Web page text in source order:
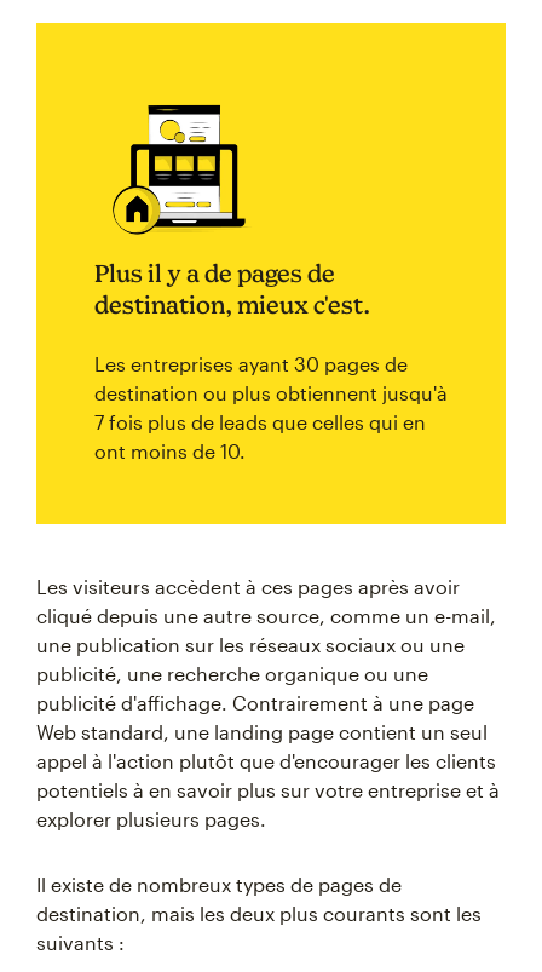
Plus il y a de pages de
destination, mieux c'est.
Les entreprises ayant 30 pages de
destination ou plus obtiennent jusqu'à
7 fois plus de leads que celles qui en
ont moins de 10.
Les visiteurs accèdent à ces pages après avoir
cliqué depuis une autre source, comme un e-mail,
une publication sur les réseaux sociaux ou une
publicité, une recherche organique ou une
publicité d'affichage. Contrairement à une page
Web standard, une landing page contient un seul
appel à l'action plutôt que d'encourager les clients
potentiels à en savoir plus sur votre entreprise et à
explorer plusieurs pages.
Il existe de nombreux types de pages de
destination, mais les deux plus courants sont les
suivants :